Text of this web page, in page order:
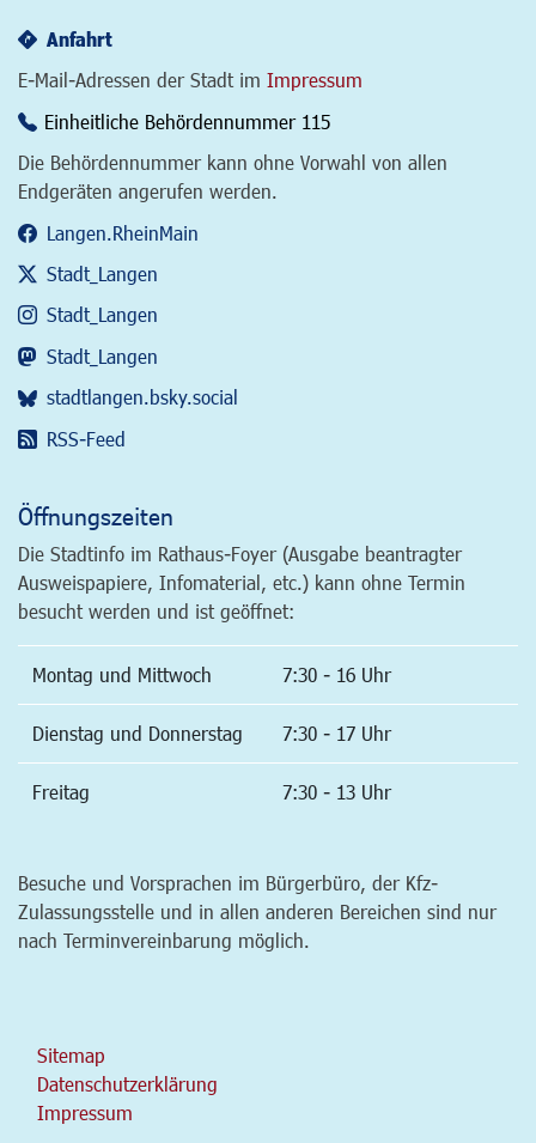
Anfahrt
E-Mail-Adressen der Stadt im Impressum
Einheitliche Behördennummer 115
Die Behördennummer kann ohne Vorwahl von allen
Endgeräten angerufen werden.
Langen.RheinMain
Stadt_Langen
Stadt_Langen
Stadt_Langen
stadtlangen.bsky.social
RSS-Feed
Öffnungszeiten
Die Stadtinfo im Rathaus-Foyer (Ausgabe beantragter
Ausweispapiere, Infomaterial, etc.) kann ohne Termin
besucht werden und ist geöffnet:
Montag und Mittwoch 7:30 - 16 Uhr
Dienstag und Donnerstag 7:30 - 17 Uhr
Freitag 7:30 - 13 Uhr
Besuche und Vorsprachen im Bürgerbüro, der Kfz-
Zulassungsstelle und in allen anderen Bereichen sind nur
nach Terminvereinbarung möglich.
Sitemap
Datenschutzerklärung
Impressum